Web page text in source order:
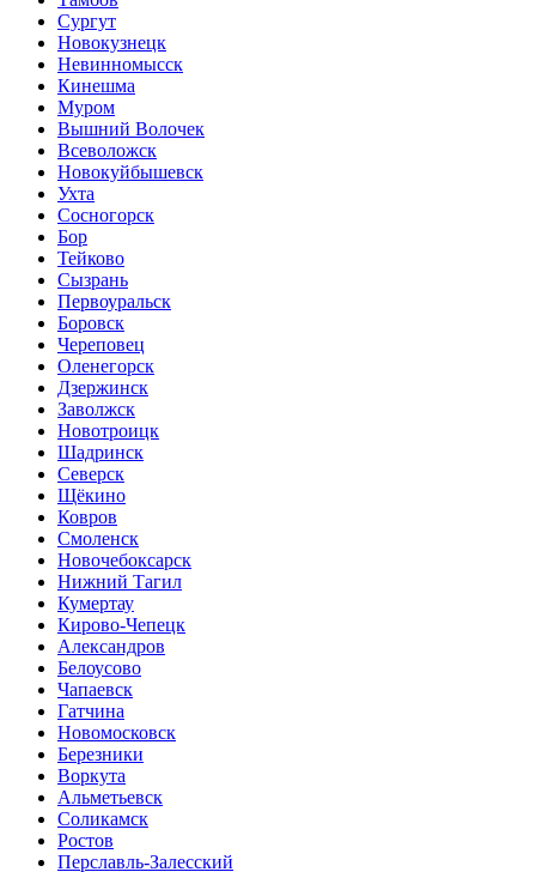
Сургут
Новокузнецк
Невинномысск
Кинешма
Муром
Вышний Волочек
Всеволожск
Новокуйбышевск
Ухта
Сосногорск
Бор
Тейково
Сызрань
Первоуральск
Боровск
Череповец
Оленегорск
Дзержинск
Заволжск
Новотроицк
Шадринск
Северск
Щёкино
Ковров
Смоленск
Новочебоксарск
Нижний Тагил
Кумертау
Кирово-Чепецк
Александров
Белоусово
Чапаевск
Гатчина
Новомосковск
Березники
Воркута
Альметьевск
Соликамск
Ростов
Перславль-Залесский